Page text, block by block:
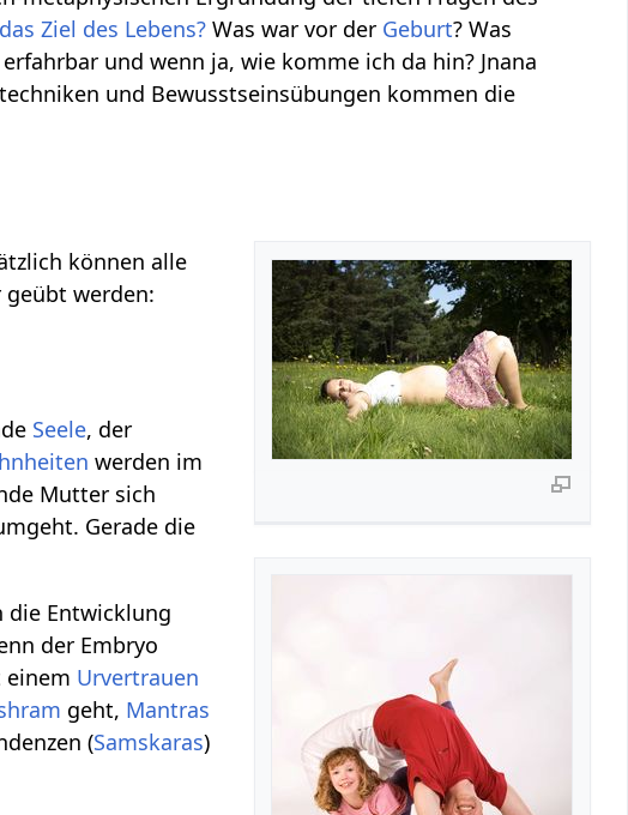
Ziel des Lebens? Was war vor der Geburt? Was
und wenn ja, wie komme ich da hin? Jnana
und Bewusstseinsübungen kommen die
können alle
werden:
Seele, der
werden im
Mutter sich
Gerade die
Entwicklung
der Embryo
Urvertrauen
geht, Mantras
(Samskaras)